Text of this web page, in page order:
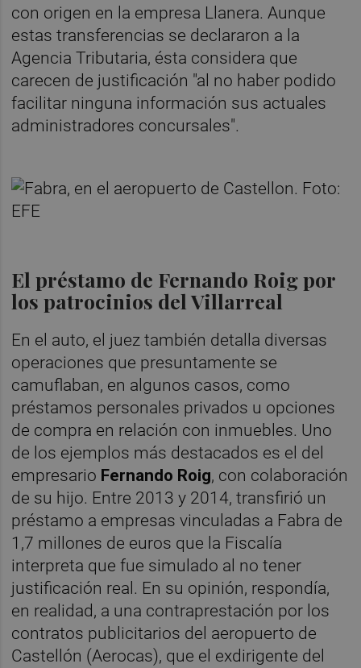
con origen en la empresa Llanera. Aunque
estas transferencias se declararon a la
Agencia Tributaria, ésta considera que
carecen de justificación "al no haber podido
facilitar ninguna información sus actuales
administradores concursales".
El préstamo de Fernando Roig por
los patrocinios del Villarreal
En el auto, el juez también detalla diversas
operaciones que presuntamente se
camuflaban, en algunos casos, como
préstamos personales privados u opciones
de compra en relación con inmuebles. Uno
de los ejemplos más destacados es el del
empresario Fernando Roig, con colaboración
de su hijo. Entre 2013 y 2014, transfirió un
préstamo a empresas vinculadas a Fabra de
1,7 millones de euros que la Fiscalía
interpreta que fue simulado al no tener
justificación real. En su opinión, respondía,
en realidad, a una contraprestación por los
contratos publicitarios del aeropuerto de
Castellón (Aerocas), que el exdirigente del